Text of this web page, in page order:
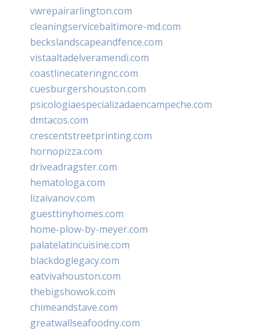
vwrepairarlington.com
cleaningservicebaltimore-md.com
beckslandscapeandfence.com
vistaaltadelveramendi.com
coastlinecateringnc.com
cuesburgershouston.com
psicologiaespecializadaencampeche.com
dmtacos.com
crescentstreetprinting.com
hornopizza.com
driveadragster.com
hematologa.com
lizaivanov.com
guesttinyhomes.com
home-plow-by-meyer.com
palatelatincuisine.com
blackdoglegacy.com
eatvivahouston.com
thebigshowok.com
chimeandstave.com
greatwallseafoodny.com